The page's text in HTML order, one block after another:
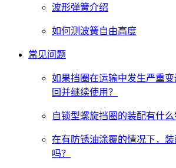
波形弹簧介绍
如何测波簧自由高度
常见问题
如果挡圈在运输中发生严重
回并继续使用？
自锁型螺旋挡圈的装配有什么
在有防锈油涂覆的情况下，
吗？